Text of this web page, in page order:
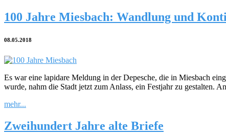
100 Jahre Miesbach: Wandlung und
08.05.2018
Es war eine lapidare Meldung in der Depesche, die in Miesbach
wurde, nahm die Stadt jetzt zum Anlass, ein Festjahr zu gestalten.
mehr...
Zweihundert Jahre alte Briefe